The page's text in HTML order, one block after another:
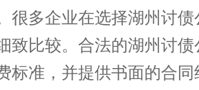
很多企业在选择湖州讨
致比较。合法的湖州讨
标准，并提供书面的合